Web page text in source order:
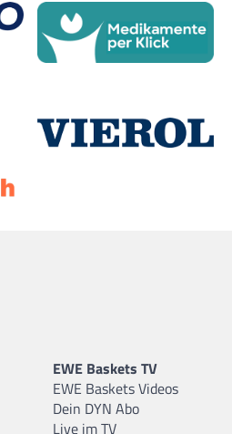
EWE Baskets TV
EWE Baskets Videos
Dein DYN Abo
Live im TV